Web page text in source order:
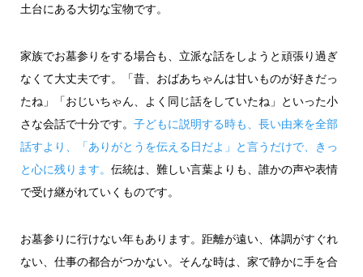
土台にある大切な宝物です。
家族でお墓参りをする場合も、立派な話をしようと頑張り過ぎ
なくて大丈夫です。「昔、おばあちゃんは甘いものが好きだっ
たね」「おじいちゃん、よく同じ話をしていたね」といった小
さな会話で十分です。 子どもに説明する時も、長い由来を全部
話すより、「ありがとうを伝える日だよ」と言うだけで、きっ
と心に残ります。 伝統は、難しい言葉よりも、誰かの声や表情
で受け継がれていくものです。
お墓参りに行けない年もあります。距離が遠い、体調がすぐれ
ない、仕事の都合がつかない。そんな時は、家で静かに手を合